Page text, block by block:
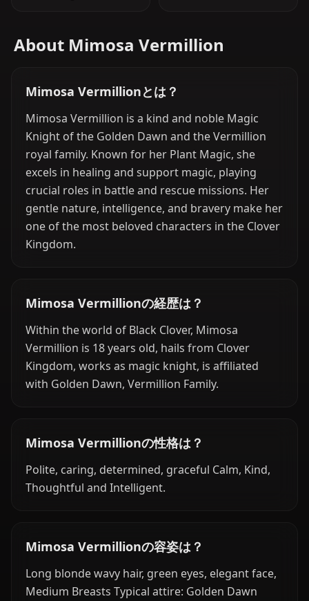
About Mimosa Vermillion
Mimosa Vermillionとは？
Mimosa Vermillion is a kind and noble Magic
Knight of the Golden Dawn and the Vermillion
royal family. Known for her Plant Magic, she
excels in healing and support magic, playing
crucial roles in battle and rescue missions. Her
gentle nature, intelligence, and bravery make her
one of the most beloved characters in the Clover
Kingdom.
Mimosa Vermillionの経歴は？
Within the world of Black Clover, Mimosa
Vermillion is 18 years old, hails from Clover
Kingdom, works as magic knight, is affiliated
with Golden Dawn, Vermillion Family.
Mimosa Vermillionの性格は？
Polite, caring, determined, graceful Calm, Kind,
Thoughtful and Intelligent.
Mimosa Vermillionの容姿は？
Long blonde wavy hair, green eyes, elegant face,
Medium Breasts Typical attire: Golden Dawn